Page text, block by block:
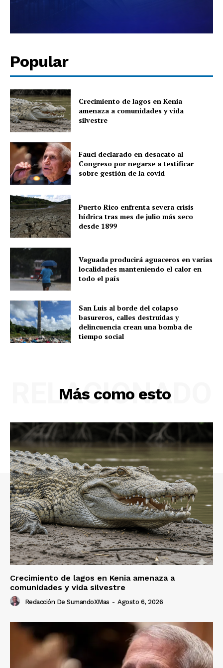
Popular
Crecimiento de lagos en Kenia
amenaza a comunidades y vida
silvestre
Fauci declarado en desacato al
Congreso por negarse a testificar
sobre gestión de la covid
Puerto Rico enfrenta severa crisis
hídrica tras mes de julio más seco
desde 1899
Vaguada producirá aguaceros en varias
localidades manteniendo el calor en
todo el país
San Luis al borde del colapso
basureros, calles destruidas y
delincuencia crean una bomba de
tiempo social
Más como esto
RELACIONADO
Crecimiento de lagos en Kenia amenaza a
comunidades y vida silvestre
Redacción De SumandoXMas - Agosto 6, 2026